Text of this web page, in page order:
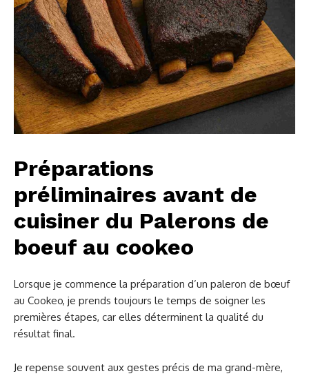
Préparations
préliminaires avant de
cuisiner du Palerons de
boeuf au cookeo
Lorsque je commence la préparation d’un paleron de bœuf
au Cookeo, je prends toujours le temps de soigner les
premières étapes, car elles déterminent la qualité du
résultat final.
Je repense souvent aux gestes précis de ma grand-mère,